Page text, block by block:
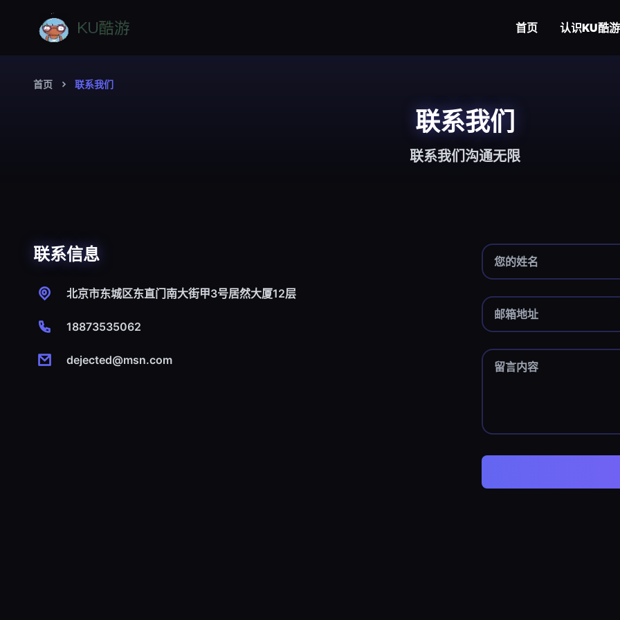
首页 认识KU酷游
首页 联系我们
联系我们
联系我们沟通无限
联系信息
北京市东城区东直门南大街甲3号居然大厦12层
18873535062
dejected@msn.com